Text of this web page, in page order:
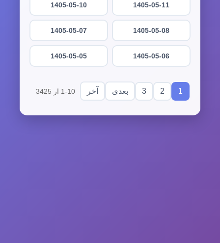
1405-05-11
1405-05-10
1405-05-08
1405-05-07
1405-05-06
1405-05-05
1
2
3 بعدی آخر 1-10 از 3425